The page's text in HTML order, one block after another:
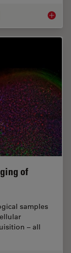
Waffle
of
samples
– all